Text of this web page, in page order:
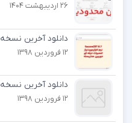
26 اردیبهشت 1404
دانلود آخرین نسخه SecureCRT
12 فروردین 1398
دانلود آخرین نسخه XMEye
12 فروردین 1398